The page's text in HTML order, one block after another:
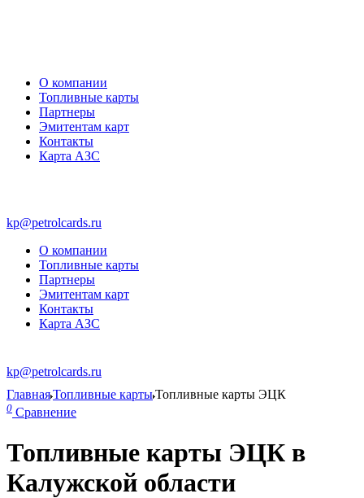
О компании
Топливные карты
Партнеры
Эмитентам карт
Контакты
Карта АЗС
kp@petrolcards.ru
О компании
Топливные карты
Партнеры
Эмитентам карт
Контакты
Карта АЗС
kp@petrolcards.ru
ГлавнаяТопливные картыТопливные карты ЭЦК
0 Сравнение
Топливные карты ЭЦК в
Калужской области